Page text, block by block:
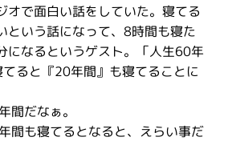
オで面白い話をしていた。寝てる
という話になって、8時間も寝た
になるというゲスト。「人生60年
ると『20年間』も寝てることに
間だなぁ。
間も寝てるとなると、えらい事だ